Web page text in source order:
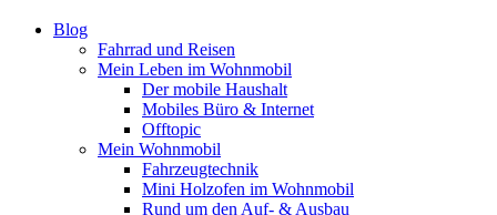
Blog
Fahrrad und Reisen
Mein Leben im Wohnmobil
Der mobile Haushalt
Mobiles Büro & Internet
Offtopic
Mein Wohnmobil
Fahrzeugtechnik
Mini Holzofen im Wohnmobil
Rund um den Auf- & Ausbau